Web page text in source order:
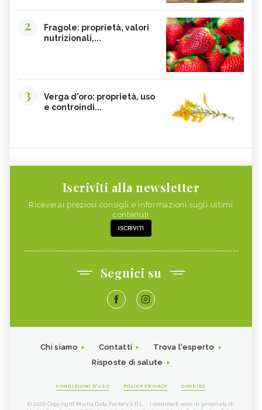
2
Fragole: proprietà, valori
nutrizionali,...
3
Verga d'oro: proprietà, uso
e controindi...
Iscriviti alla newsletter
Riceverai preziosi consigli e informazioni sugli ultimi
contenuti
ISCRIVITI
Seguici su
Chi siamo Contatti
Trova l'esperto
Risposte di salute
CONDIZIONI D'USO POLICY PRIVACY COOKIES
© 2026 Copyright Media Data Factory S.R.L. - I contenuti sono di proprietà di